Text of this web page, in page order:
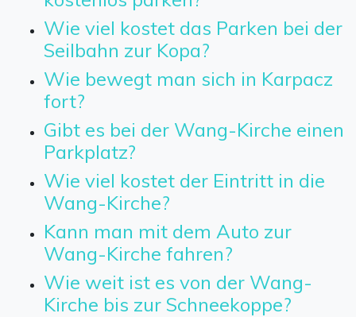
Wie viel kostet das Parken bei der
Seilbahn zur Kopa?
Wie bewegt man sich in Karpacz
fort?
Gibt es bei der Wang-Kirche einen
Parkplatz?
Wie viel kostet der Eintritt in die
Wang-Kirche?
Kann man mit dem Auto zur
Wang-Kirche fahren?
Wie weit ist es von der Wang-
Kirche bis zur Schneekoppe?